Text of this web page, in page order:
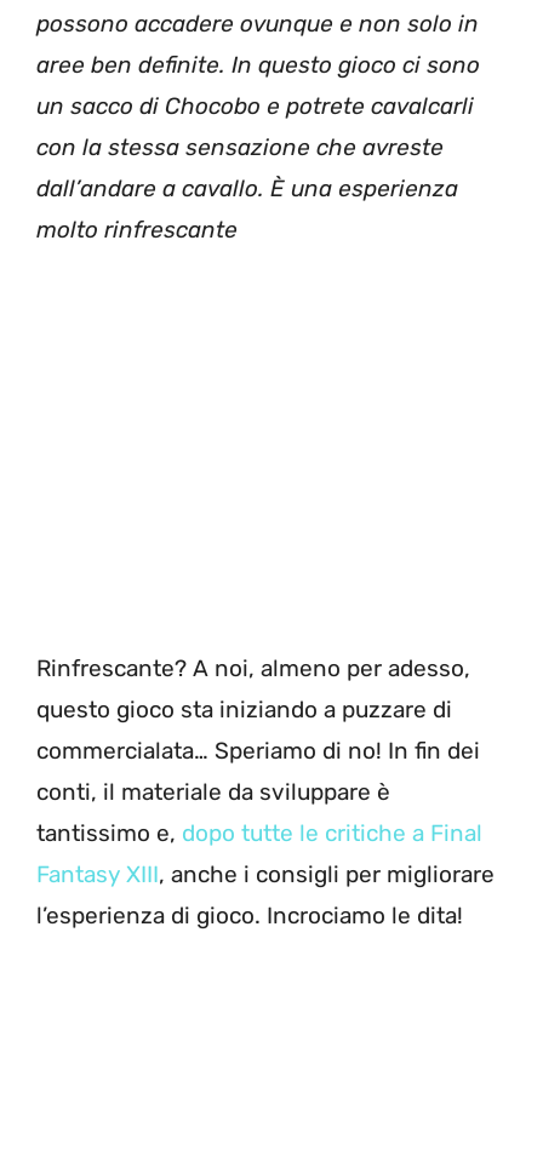
possono accadere ovunque e non solo in
aree ben definite. In questo gioco ci sono
un sacco di Chocobo e potrete cavalcarli
con la stessa sensazione che avreste
dall’andare a cavallo. È una esperienza
molto rinfrescante
Rinfrescante? A noi, almeno per adesso,
questo gioco sta iniziando a puzzare di
commercialata… Speriamo di no! In fin dei
conti, il materiale da sviluppare è
tantissimo e, dopo tutte le critiche a Final
Fantasy XIII, anche i consigli per migliorare
l’esperienza di gioco. Incrociamo le dita!